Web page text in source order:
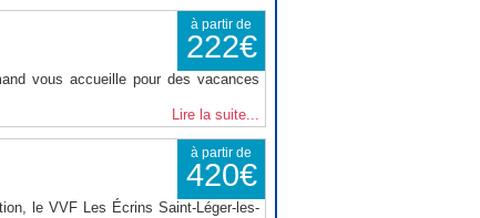
à partir de
222€
vous accueille pour des vacances
Lire la suite...
à partir de
420€
le VVF Les Écrins Saint-Léger-les-